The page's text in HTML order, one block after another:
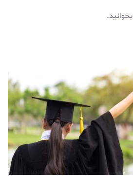
بخوانید.